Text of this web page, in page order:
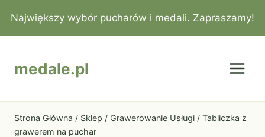
do
treści
Największy wybór pucharów i medali. Zapraszamy!
medale.pl
Strona Główna / Sklep / Grawerowanie Usługi / Tabliczka z
grawerem na puchar